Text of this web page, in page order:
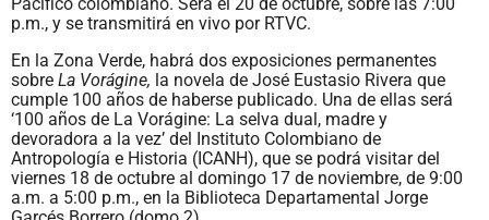
p.m., y se transmitirá en vivo por RTVC.
En la Zona Verde, habrá dos exposiciones permanentes
sobre La Vorágine, la novela de José Eustasio Rivera que
cumple 100 años de haberse publicado. Una de ellas será
‘100 años de La Vorágine: La selva dual, madre y
devoradora a la vez’ del Instituto Colombiano de
Antropología e Historia (ICANH), que se podrá visitar del
viernes 18 de octubre al domingo 17 de noviembre, de 9:00
a.m. a 5:00 p.m., en la Biblioteca Departamental Jorge